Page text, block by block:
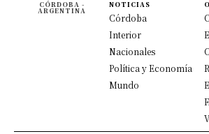
CÓRDOBA -
ARGENTINA
NOTICIAS
Córdoba
Interior
Nacionales
Política y Economía
Mundo